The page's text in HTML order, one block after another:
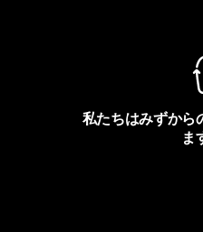
私たちはみずから
ま